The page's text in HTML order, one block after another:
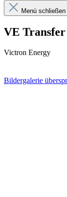
Menü schließen
VE
Victron Energy
Bildergalerie